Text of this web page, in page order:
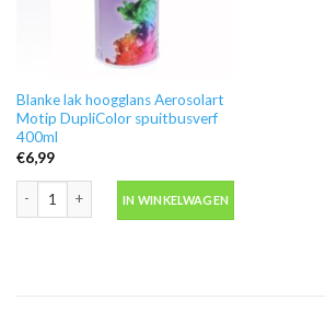
Blanke lak hoogglans Aerosolart
Motip DupliColor spuitbusverf
400ml
€6,99
IN WINKELWAGEN